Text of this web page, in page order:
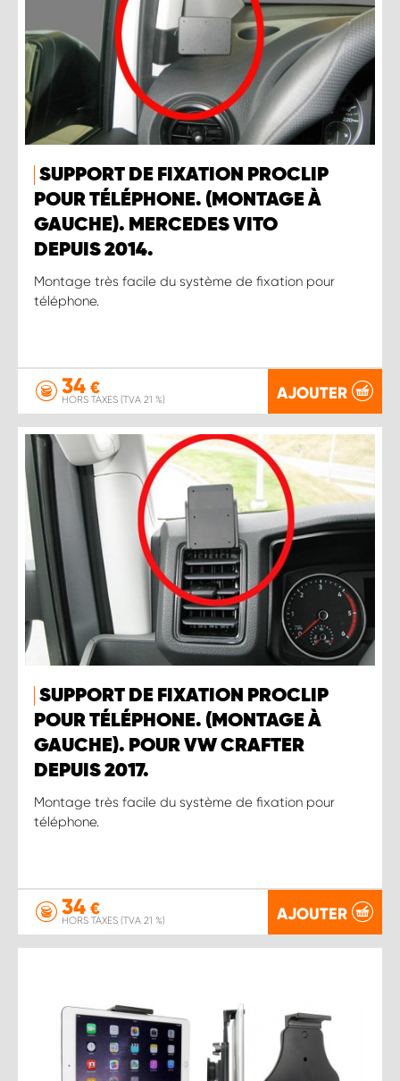
SUPPORT DE FIXATION PROCLIP
POUR TÉLÉPHONE. (MONTAGE À
GAUCHE). MERCEDES VITO
DEPUIS 2014.
Montage très facile du système de fixation pour
téléphone.
34 €
HORS TAXES (TVA 21 %) AJOUTER
SUPPORT DE FIXATION PROCLIP
POUR TÉLÉPHONE. (MONTAGE À
GAUCHE). POUR VW CRAFTER
DEPUIS 2017.
Montage très facile du système de fixation pour
téléphone.
34 €
HORS TAXES (TVA 21 %) AJOUTER